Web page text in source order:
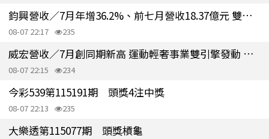
鈞興營收／7月年增36.2%、前七月營收18.37億元 雙創同期新高
08-07 22:17 235
威宏營收／7月創同期新高 運動輕奢事業雙引擎發動 生產線加班趕工
08-07 22:15 234
今彩539第115191期 頭獎4注中獎
08-07 22:13 235
大樂透第115077期 頭獎槓龜